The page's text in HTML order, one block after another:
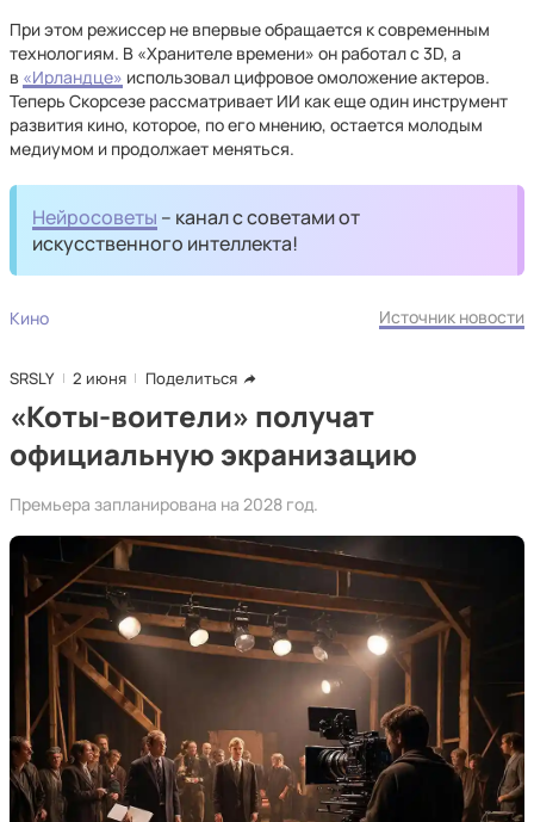
При этом режиссер не впервые обращается к современным
технологиям. В «Хранителе времени» он работал с 3D, а
в «Ирландце» использовал цифровое омоложение актеров.
Теперь Скорсезе рассматривает ИИ как еще один инструмент
развития кино, которое, по его мнению, остается молодым
медиумом и продолжает меняться.
Нейросоветы – канал с советами от
искусственного интеллекта!
Кино Источник новости
SRSLY 2 июня Поделиться
«Коты-воители» получат
официальную экранизацию
Премьера запланирована на 2028 год.